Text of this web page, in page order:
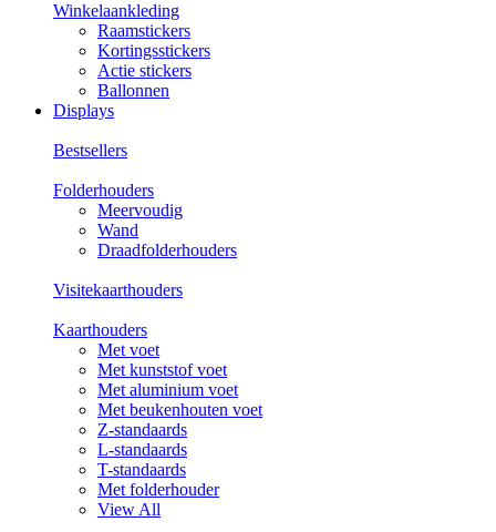
Winkelaankleding
Raamstickers
Kortingsstickers
Actie stickers
Ballonnen
Displays
Bestsellers
Folderhouders
Meervoudig
Wand
Draadfolderhouders
Visitekaarthouders
Kaarthouders
Met voet
Met kunststof voet
Met aluminium voet
Met beukenhouten voet
Z-standaards
L-standaards
T-standaards
Met folderhouder
View All